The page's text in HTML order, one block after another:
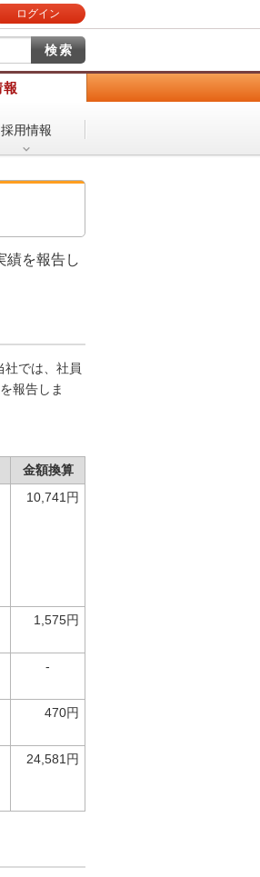
ログイン
採用情報
績を報告し
社では、社員
報告しま
金額換算
10,741円
1,575円
-
470円
24,581円